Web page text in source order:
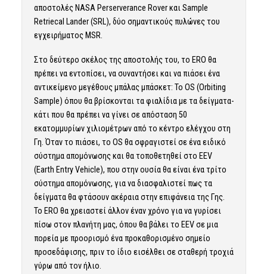
αποστολές NASA Perserverance Rover και Sample
Retriecal Lander (SRL), δύο σημαντικούς πυλώνες του
εγχειρήματος MSR.
Στο δεύτερο σκέλος της αποστολής του, το ERO θα
πρέπει να εντοπίσει, να συναντήσει και να πιάσει ένα
αντικείμενο μεγέθους μπάλας μπάσκετ: Το OS (Orbiting
Sample) όπου θα βρίσκονται τα φιαλίδια με τα δείγματα-
κάτι που θα πρέπει να γίνει σε απόσταση 50
εκατομμυρίων χιλιομέτρων από το κέντρο ελέγχου στη
Γη. Όταν το πιάσει, το OS θα σφραγιστεί σε ένα ειδικό
σύστημα απομόνωσης και θα τοποθετηθεί στο EEV
(Earth Entry Vehicle), που στην ουσία θα είναι ένα τρίτο
σύστημα απομόνωσης, για να διασφαλιστεί πως τα
δείγματα θα φτάσουν ακέραια στην επιφάνεια της Γης.
Το ERO θα χρειαστεί άλλον έναν χρόνο για να γυρίσει
πίσω στον πλανήτη μας, όπου θα βάλει το EEV σε μια
πορεία με προορισμό ένα προκαθορισμένο σημείο
προσεδάφισης, πριν το ίδιο εισέλθει σε σταθερή τροχιά
γύρω από τον ήλιο.